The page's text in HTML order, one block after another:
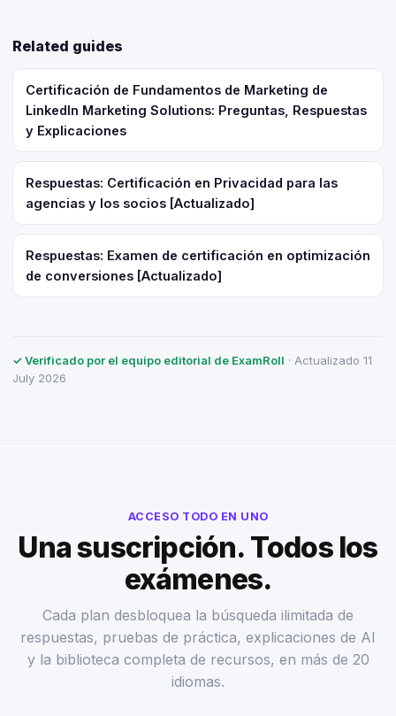
Related guides
Certificación de Fundamentos de Marketing de
LinkedIn Marketing Solutions: Preguntas, Respuestas
y Explicaciones
Respuestas: Certificación en Privacidad para las
agencias y los socios [Actualizado]
Respuestas: Examen de certificación en optimización
de conversiones [Actualizado]
✓ Verificado por el equipo editorial de ExamRoll · Actualizado 11
July 2026
ACCESO TODO EN UNO
Una suscripción. Todos los
exámenes.
Cada plan desbloquea la búsqueda ilimitada de
respuestas, pruebas de práctica, explicaciones de AI
y la biblioteca completa de recursos, en más de 20
idiomas.